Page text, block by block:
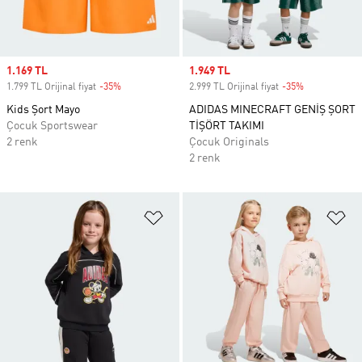
Sale price
1.169 TL
1.799 TL Orijinal fiyat -35%
Kids Şort Mayo
Çocuk Sportswear
2 renk
Sale price
1.949 TL
2.999 TL Orijinal fiyat -35%
ADIDAS MINECRAFT GENİŞ ŞORT
TİŞÖRT TAKIMI
Çocuk Originals
2 renk
Favori Listesine Ekle